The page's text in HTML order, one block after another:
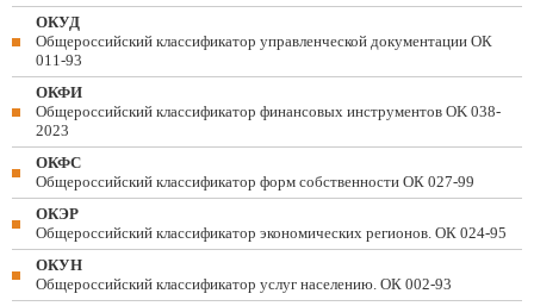
ОКУД
Общероссийский классификатор управленческой документации ОК
011-93
ОКФИ
Общероссийский классификатор финансовых инструментов OK 038-
2023
ОКФС
Общероссийский классификатор форм собственности ОК 027-99
ОКЭР
Общероссийский классификатор экономических регионов. ОК 024-95
ОКУН
Общероссийский классификатор услуг населению. ОК 002-93